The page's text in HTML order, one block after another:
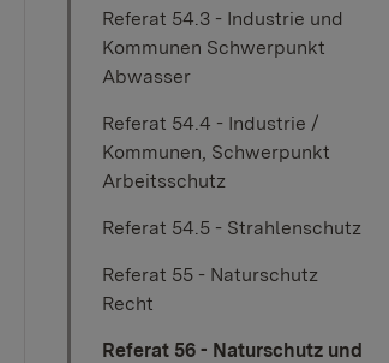
Referat 54.3 - Industrie und
Kommunen Schwerpunkt
Abwasser
Referat 54.4 - Industrie /
Kommunen, Schwerpunkt
Arbeitsschutz
Referat 54.5 - Strahlenschutz
Referat 55 - Naturschutz
Recht
Referat 56 - Naturschutz und